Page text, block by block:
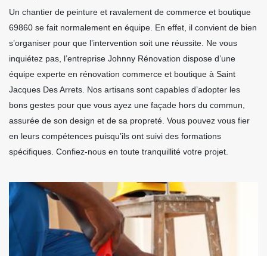
Un chantier de peinture et ravalement de commerce et boutique
69860 se fait normalement en équipe. En effet, il convient de bien
s’organiser pour que l’intervention soit une réussite. Ne vous
inquiétez pas, l’entreprise Johnny Rénovation dispose d’une
équipe experte en rénovation commerce et boutique à Saint
Jacques Des Arrets. Nos artisans sont capables d’adopter les
bons gestes pour que vous ayez une façade hors du commun,
assurée de son design et de sa propreté. Vous pouvez vous fier
en leurs compétences puisqu’ils ont suivi des formations
spécifiques. Confiez-nous en toute tranquillité votre projet.